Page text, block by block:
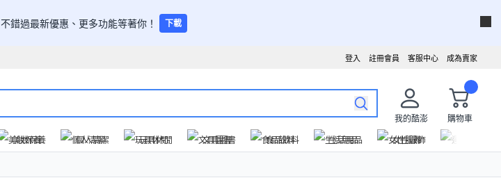
不錯過最新優惠、更多功能等著你！ 下載
成為賣家
客服中心
註冊會員
登入
我的酷澎
購物車
美妝保養 個人清潔 玩具休閒 文具圖書 食品飲料 生活用品 女性服飾